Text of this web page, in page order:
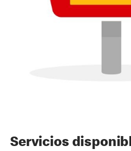
Servicios